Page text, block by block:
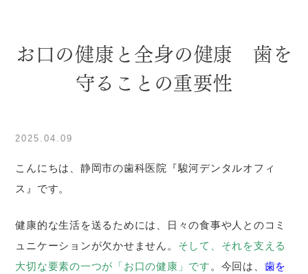
お口の健康と全身の健康 歯を
守ることの重要性
2025.04.09
こんにちは、静岡市の歯科医院『駿河デンタルオフィ
ス』です。
健康的な生活を送るためには、日々の食事や人とのコミ
ュニケーションが欠かせません。 そして、それを支える
大切な要素の一つが「お口の健康」です 。今回は、 歯を